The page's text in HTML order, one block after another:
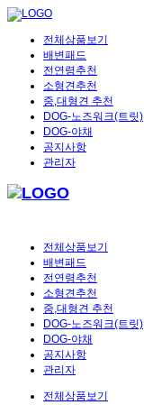
전체상품보기
배변패드
전연령추천
소형견추천
중,대형견 추천
DOG-노즈워크(트릿)
DOG-야채
공지사항
관리자
전체상품보기
배변패드
전연령추천
소형견추천
중,대형견 추천
DOG-노즈워크(트릿)
DOG-야채
공지사항
관리자
전체상품보기